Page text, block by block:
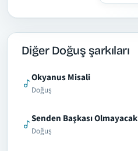
Diğer Doğuş şarkıları
Okyanus Misali
Doğuş
Senden Başkası Olmayacak
Doğuş